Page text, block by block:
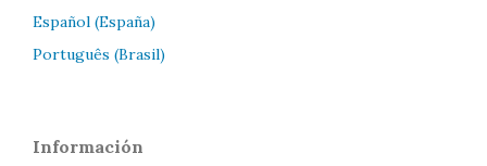
Español (España)
Português (Brasil)
Información